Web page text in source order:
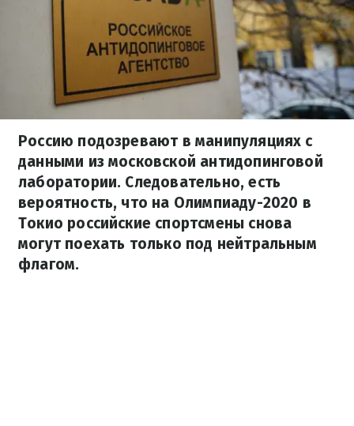
Россию подозревают в манипуляциях с
данными из московской антидопинговой
лаборатории. Следовательно, есть
вероятность, что на Олимпиаду-2020 в
Токио российские спортсмены снова
могут поехать только под нейтральным
флагом.